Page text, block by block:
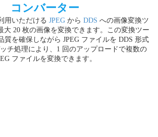
コンバーター
用いただける JPEG から DDS への画像変換ツ
大 20 枚の画像を変換できます。この変換ツー
質を確保しながら JPEG ファイルを DDS 形式
チ処理により、1 回のアップロードで複数の
ファイルを変換できます。